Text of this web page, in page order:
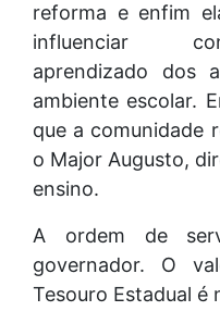
reforma e enfim
influenciar
aprendizado dos
ambiente escolar.
que a comunidade
o Major Augusto,
ensino.
A ordem de
governador. O
Tesouro Estadual é